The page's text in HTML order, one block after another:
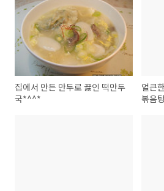
집에서 만든 만두로 끓인 떡만두
국*^^*
얼큰
볶음